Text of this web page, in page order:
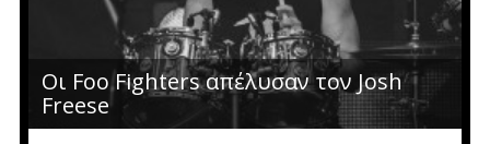
Οι Foo Fighters απέλυσαν τον Josh
Freese